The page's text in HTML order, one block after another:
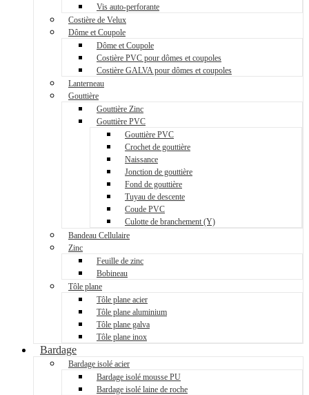
Vis auto-perforante
Costière de Velux
Dôme et Coupole
Dôme et Coupole
Costière PVC pour dômes et coupoles
Costière GALVA pour dômes et coupoles
Lanterneau
Gouttière
Gouttière Zinc
Gouttière PVC
Gouttière PVC
Crochet de gouttière
Naissance
Jonction de gouttière
Fond de gouttière
Tuyau de descente
Coude PVC
Culotte de branchement (Y)
Bandeau Cellulaire
Zinc
Feuille de zinc
Bobineau
Tôle plane
Tôle plane acier
Tôle plane aluminium
Tôle plane galva
Tôle plane inox
Bardage
Bardage isolé acier
Bardage isolé mousse PU
Bardage isolé laine de roche